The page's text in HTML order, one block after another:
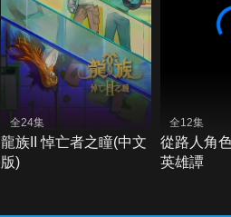
全24集
龍族II 悼亡者之瞳(中文
版)
全12集
從路人角
英雄譚